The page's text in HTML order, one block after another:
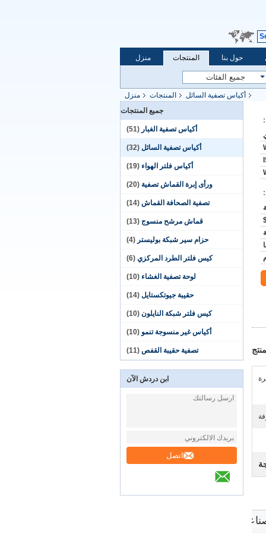
منزل المنتجات حول بنا
منزل المنتجات أكياس تصفية السائل
جميع المنتجات
أكياس تصفية الغبار (51)
أكياس تصفية السائل (32)
أكياس فلتر الهواء (19)
ورأى إبرة القماش تصفية (20)
تصفية الصحافة القماش (14)
قماش مرشح منسوج (13)
حزام سير شبكة بوليستر (4)
كيس فلتر الطرد المركزي (6)
لوحة تصفية الغشاء (10)
حقيبة جيوتكستايل (14)
كيس فلتر شبكة النايلون (10)
أكياس غير منسوجة تنمو (10)
تصفية حقيبة القفص (11)
ابن دردش الآن
اتصل